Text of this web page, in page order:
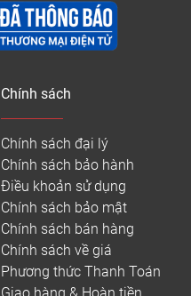
Chính sách
Chính sách đại lý
Chính sách bảo hành
Điều khoản sử dụng
Chính sách bảo mật
Chính sách bán hàng
Chính sách về giá
Phương thức Thanh Toán